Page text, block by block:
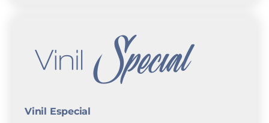
Vinil Especial